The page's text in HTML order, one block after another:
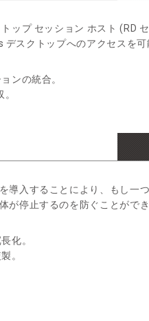
ップ セッション ホスト (RD
デスクトップへのアクセスを可
ンの統合。
導入することにより、もし一
が停止するのを防ぐことができ
化。
。